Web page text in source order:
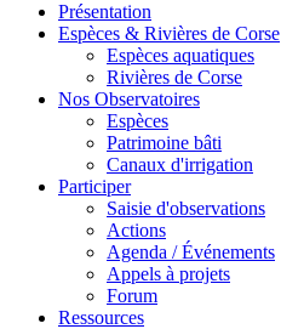
Présentation
Espèces & Rivières de Corse
Espèces aquatiques
Rivières de Corse
Nos Observatoires
Espèces
Patrimoine bâti
Canaux d'irrigation
Participer
Saisie d'observations
Actions
Agenda / Événements
Appels à projets
Forum
Ressources